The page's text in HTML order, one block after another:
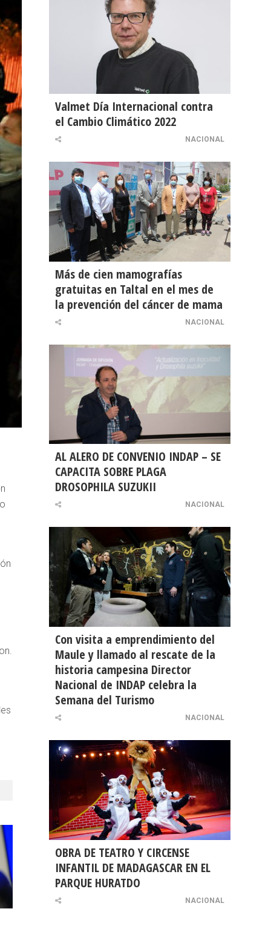
Valmet Día Internacional contra
el Cambio Climático 2022
NACIONAL
Más de cien mamografías
gratuitas en Taltal en el mes de
la prevención del cáncer de mama
NACIONAL
AL ALERO DE CONVENIO INDAP – SE
CAPACITA SOBRE PLAGA
DROSOPHILA SUZUKII
NACIONAL
Con visita a emprendimiento del
Maule y llamado al rescate de la
historia campesina Director
Nacional de INDAP celebra la
Semana del Turismo
NACIONAL
OBRA DE TEATRO Y CIRCENSE
INFANTIL DE MADAGASCAR EN EL
PARQUE HURATDO
NACIONAL